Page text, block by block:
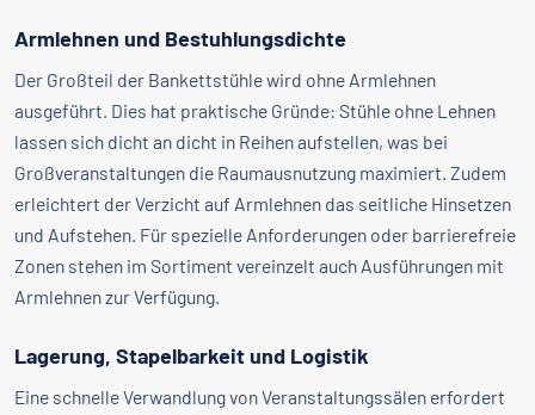
Armlehnen und Bestuhlungsdichte
Der Großteil der Bankettstühle wird ohne Armlehnen
ausgeführt. Dies hat praktische Gründe: Stühle ohne Lehnen
lassen sich dicht an dicht in Reihen aufstellen, was bei
Großveranstaltungen die Raumausnutzung maximiert. Zudem
erleichtert der Verzicht auf Armlehnen das seitliche Hinsetzen
und Aufstehen. Für spezielle Anforderungen oder barrierefreie
Zonen stehen im Sortiment vereinzelt auch Ausführungen mit
Armlehnen zur Verfügung.
Lagerung, Stapelbarkeit und Logistik
Eine schnelle Verwandlung von Veranstaltungssälen erfordert